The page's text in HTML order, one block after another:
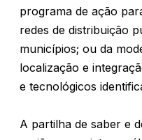
programa de ação
redes de distribuição
municípios; ou da
localização e
e tecnológicos
A partilha de saber e